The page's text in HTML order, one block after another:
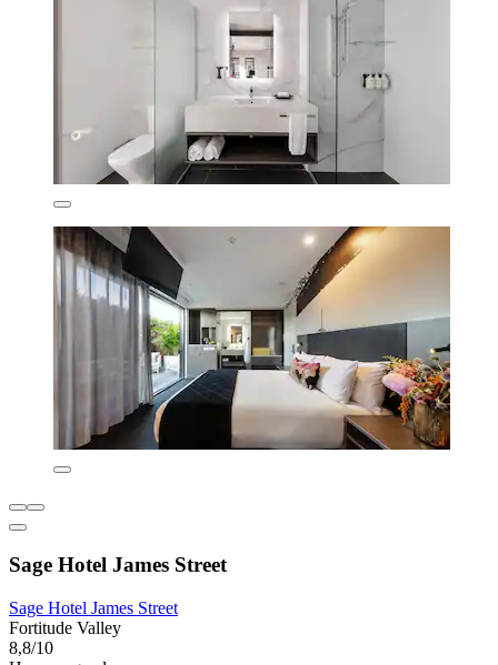
Sage Hotel James Street
Sage Hotel James Street
Fortitude Valley
8,8/10